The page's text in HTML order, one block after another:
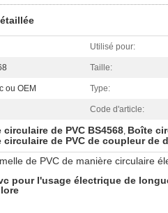
Utilisé pour:
Taille:
ou OEM Type:
Code d'article:
circulaire de PVC BS4568, Boîte
circulaire de PVC de coupleur de
de PVC de manière circulaire
pour l'usage électrique de